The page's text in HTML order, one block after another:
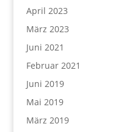
April 2023
März 2023
Juni 2021
Februar 2021
Juni 2019
Mai 2019
März 2019